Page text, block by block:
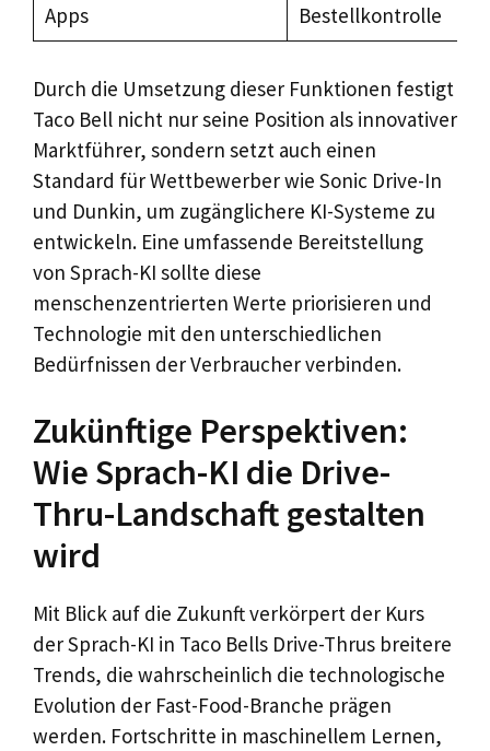
Apps
Bestellkontrolle
Durch die Umsetzung dieser Funktionen festigt
Taco Bell nicht nur seine Position als innovativer
Marktführer, sondern setzt auch einen
Standard für Wettbewerber wie Sonic Drive-In
und Dunkin, um zugänglichere KI-Systeme zu
entwickeln. Eine umfassende Bereitstellung
von Sprach-KI sollte diese
menschenzentrierten Werte priorisieren und
Technologie mit den unterschiedlichen
Bedürfnissen der Verbraucher verbinden.
Zukünftige Perspektiven:
Wie Sprach-KI die Drive-
Thru-Landschaft gestalten
wird
Mit Blick auf die Zukunft verkörpert der Kurs
der Sprach-KI in Taco Bells Drive-Thrus breitere
Trends, die wahrscheinlich die technologische
Evolution der Fast-Food-Branche prägen
werden. Fortschritte in maschinellem Lernen,